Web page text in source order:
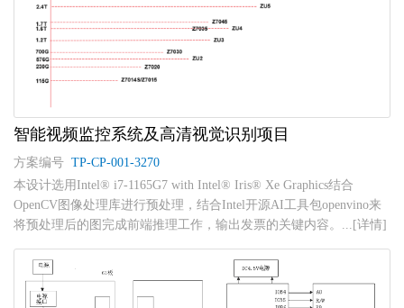
智能视频监控系统及高清视觉识别项目
方案编号 TP-CP-001-3270
本设计选用Intel® i7-1165G7 with Intel® Iris® Xe Graphics结合
OpenCV图像处理库进行预处理，结合Intel开源AI工具包openvino来
将预处理后的图完成前端推理工作，输出发票的关键内容。...[详情]